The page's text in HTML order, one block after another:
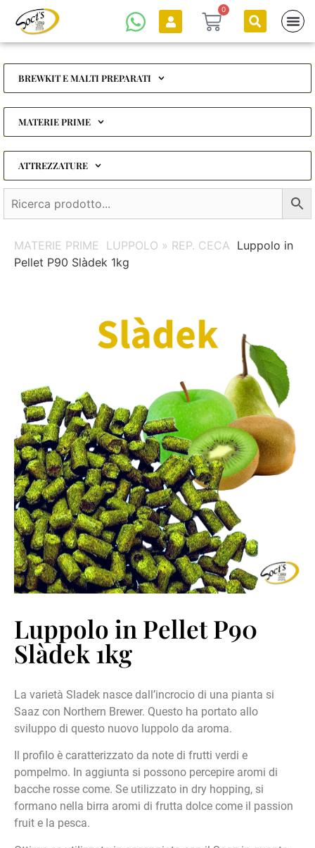
0
BREWKIT E MALTI PREPARATI
MATERIE PRIME
ATTREZZATURE
MATERIE PRIME LUPPOLO » REP. CECA Luppolo in
Pellet P90 Slàdek 1kg
Luppolo in Pellet P90
Slàdek 1kg
La varietà Sladek nasce dall’incrocio di una pianta si
Saaz con Northern Brewer. Questo ha portato allo
sviluppo di questo nuovo luppolo da aroma.
Il profilo è caratterizzato da note di frutti verdi e
pompelmo. In aggiunta si possono percepire aromi di
bacche rosse come. Se utilizzato in dry hopping, si
formano nella birra aromi di frutta dolce come il passion
fruit e la pesca.